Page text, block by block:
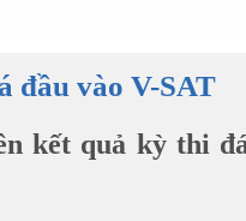
đầu vào V-SAT
kết quả kỳ thi